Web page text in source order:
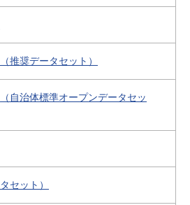
推奨データセット）
自治体標準オープンデータセッ
セット）